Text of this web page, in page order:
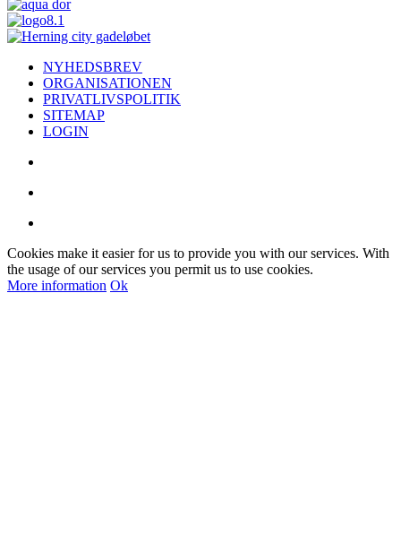
NYHEDSBREV
ORGANISATIONEN
PRIVATLIVSPOLITIK
SITEMAP
LOGIN
Cookies make it easier for us to provide you with our services. With
the usage of our services you permit us to use cookies.
More information Ok